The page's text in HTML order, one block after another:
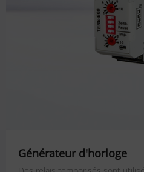
Générateur d'horloge